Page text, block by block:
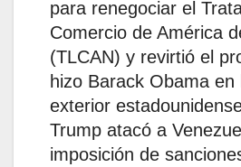
para renegociar el
Comercio de América
(TLCAN) y revirtió el
hizo Barack Obama
exterior
Trump atacó a
imposición de